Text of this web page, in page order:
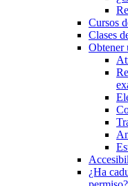
Cursos
Clases
Obtener
¿Ha